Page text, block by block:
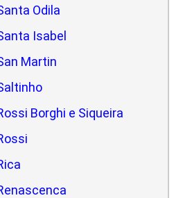
Odila
Isabel
Martin
Borghi e Siqueira